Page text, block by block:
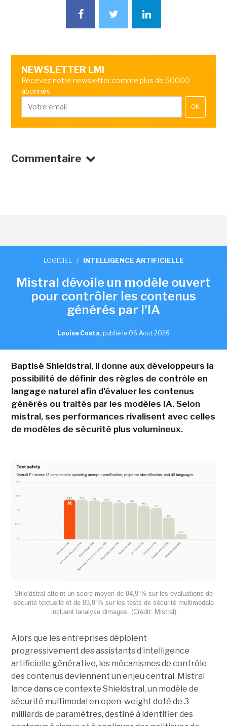
NEWSLETTER LMI
Recevez notre newsletter comme plus de 50000
abonnés
OK
Commentaire
LOGICIEL / INTELLIGENCE ARTIFICIELLE
Mistral dévoile un modèle ouvert
pour contrôler les contenus
générés par l'IA
Louise Costa, publié le 06 Aout 2026
Baptisé Shieldstral, il donne aux développeurs la
possibilité de définir des règles de contrôle en
langage naturel afin d'évaluer les contenus
générés ou traités par les modèles IA. Selon
mistral, ses performances rivalisent avec celles
de modèles de sécurité plus volumineux.
Shieldstral atteint un score moyen de 84,9 % sur les évaluations de
sécurité textuelle et de 83,8 % sur les tests de sécurité multimodale
incluant lanalyse dimages. (Crédit: Mistral)
Alors que les entreprises déploient
progressivement des assistants d’intelligence
artificielle générative, les mécanismes de contrôle
des contenus deviennent un enjeu central. Mistral
lance dans ce contexte Shieldstral, un modèle de
sécurité multimodal en open-weight doté de 3
milliards de paramètres, destiné à identifier des